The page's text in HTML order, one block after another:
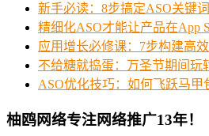
新手必读：8步搞定ASO关键
精细化ASO才能让产品在App
应用增长必修课：7步构建高
不给糖就捣蛋：万圣节期间玩
ASO优化技巧：如何飞跃马甲
柚鸥网络专注网络推广13年！